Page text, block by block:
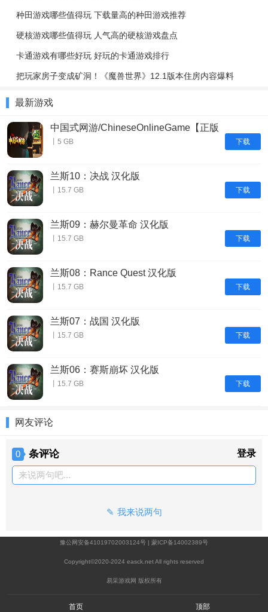
种田游戏哪些值得玩 下载量高的种田游戏推荐
硬核游戏哪些值得玩 人气高的硬核游戏盘点
卡通游戏有哪些好玩 好玩的卡通游戏排行
把玩家房子变成矿洞！《魔兽世界》12.1版本住房内容爆料
最新游戏
下载
中国式网游/ChineseOnlineGame【正版
账号】
丨5 GB
下载
兰斯10：决战 汉化版
丨15.7 GB
下载
兰斯09：赫尔曼革命 汉化版
丨15.7 GB
下载
兰斯08：Rance Quest 汉化版
丨15.7 GB
下载
兰斯07：战国 汉化版
丨15.7 GB
下载
兰斯06：赛斯崩坏 汉化版
丨15.7 GB
网友评论
0 条评论 登录
来说两句吧...
我来说两句
豫公网安备41019702003124号 | 蒙ICP备14002389号
Copyright©2020-2024 easck.net All rights reserved
易采游戏网 版权所有
首页 顶部